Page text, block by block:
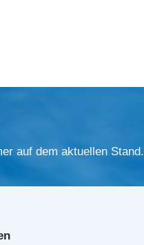
auf dem aktuellen Stand.